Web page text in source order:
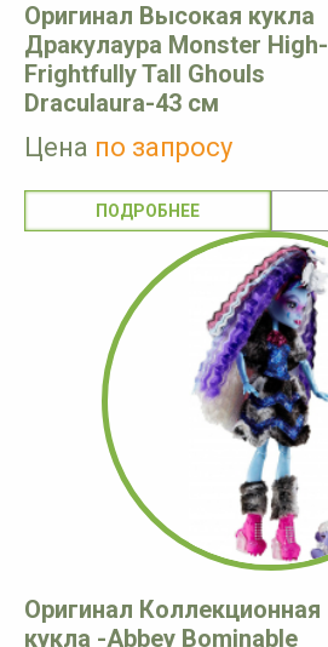
Оригинал Высокая кукла
Дракулаура Monster High-
Frightfully Tall Ghouls
Draculaura-43 см
Цена по запросу
ПОДРОБНЕЕ
Оригинал Коллекционная
кукла -Abbey Bominable